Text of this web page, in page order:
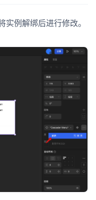
例解绑后进行修改。